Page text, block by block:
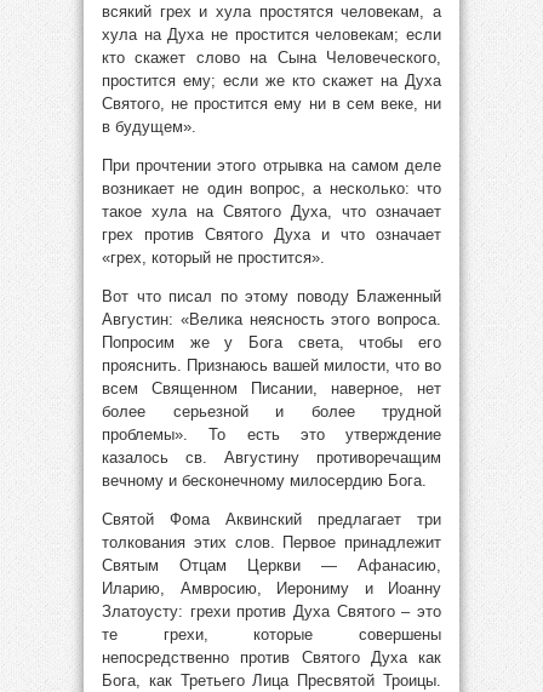
всякий грех и хула простятся человекам, а
хула на Духа не простится человекам; если
кто скажет слово на Сына Человеческого,
простится ему; если же кто скажет на Духа
Святого, не простится ему ни в сем веке, ни
в будущем».
При прочтении этого отрывка на самом деле
возникает не один вопрос, а несколько: что
такое хула на Святого Духа, что означает
грех против Святого Духа и что означает
«грех, который не простится».
Вот что писал по этому поводу Блаженный
Августин: «Велика неясность этого вопроса.
Попросим же у Бога света, чтобы его
прояснить. Признаюсь вашей милости, что во
всем Священном Писании, наверное, нет
более серьезной и более трудной
проблемы». То есть это утверждение
казалось св. Августину противоречащим
вечному и бесконечному милосердию Бога.
Святой Фома Аквинский предлагает три
толкования этих слов. Первое принадлежит
Святым Отцам Церкви — Афанасию,
Иларию, Амвросию, Иерониму и Иоанну
Златоусту: грехи против Духа Святого – это
те грехи, которые совершены
непосредственно против Святого Духа как
Бога, как Третьего Лица Пресвятой Троицы.